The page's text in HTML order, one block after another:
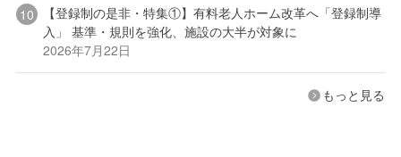
【登録制の是非・特集①】有料老人ホーム改革へ「登録制導
入」 基準・規則を強化、施設の大半が対象に
2026年7月22日
もっと見る